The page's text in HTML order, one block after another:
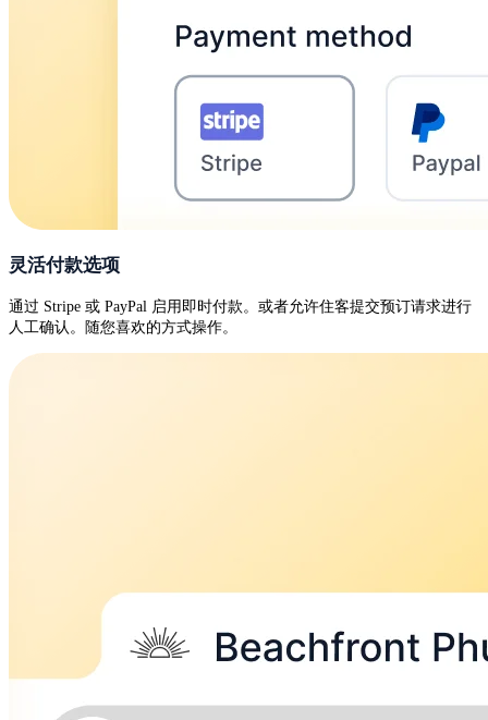
灵活付款选项
通过 Stripe 或 PayPal 启用即时付款。或者允许住客提交预订请求进行
人工确认。随您喜欢的方式操作。